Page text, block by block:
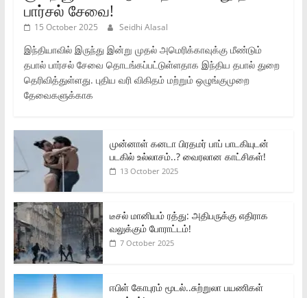
பார்சல் சேவை!
15 October 2025 Seidhi Alasal
இந்தியாவில் இருந்து இன்று முதல் அமெரிக்காவுக்கு மீண்டும்
தபால் பார்சல் சேவை தொடங்கப்பட்டுள்ளதாக இந்திய தபால் துறை
தெரிவித்துள்ளது. புதிய வரி விகிதம் மற்றும் ஒழுங்குமுறை
தேவைகளுக்காக
முன்னாள் கனடா பிரதமர் பாப் பாடகியுடன்
படகில் உல்லாசம்..? வைரலான காட்சிகள்!
13 October 2025
டீசல் மானியம் ரத்து: அதிபருக்கு எதிராக
வலுக்கும் போராட்டம்!
7 October 2025
ஈபிள் கோபுரம் மூடல்..சுற்றுலா பயணிகள்